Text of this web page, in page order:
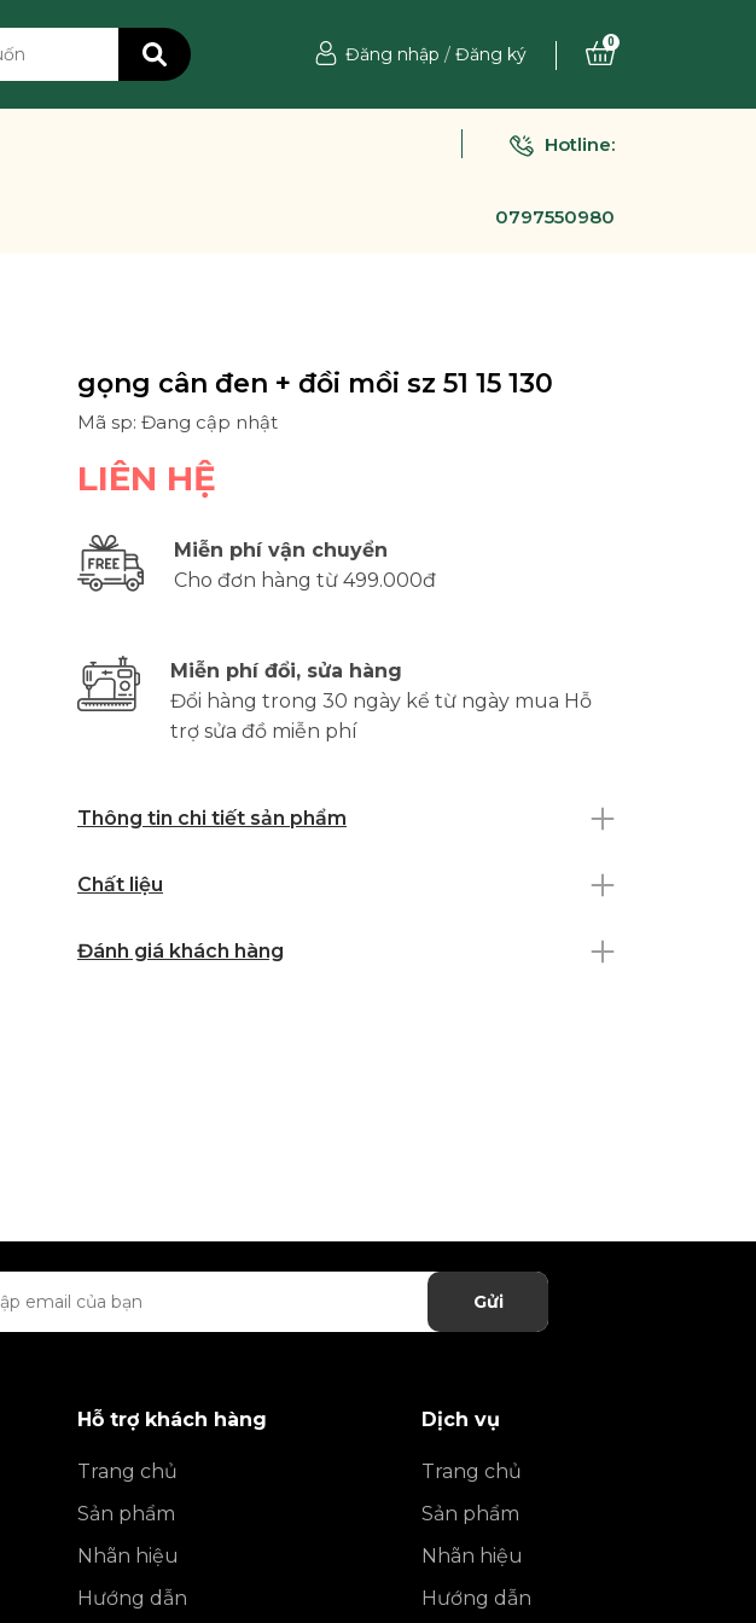
Đăng nhập / Đăng ký
0
Hotline:
0797550980
gọng cân đen + đồi mồi sz 51 15 130
Mã sp: Đang cập nhật
LIÊN HỆ
Miễn phí vận chuyển
Cho đơn hàng từ 499.000đ
Miễn phí đổi, sửa hàng
Đổi hàng trong 30 ngày kể từ ngày mua Hỗ
trợ sửa đồ miễn phí
Thông tin chi tiết sản phẩm
Chất liệu
Đánh giá khách hàng
Gửi
Hỗ trợ khách hàng
Trang chủ
Sản phẩm
Nhãn hiệu
Hướng dẫn
Dịch vụ
Trang chủ
Sản phẩm
Nhãn hiệu
Hướng dẫn